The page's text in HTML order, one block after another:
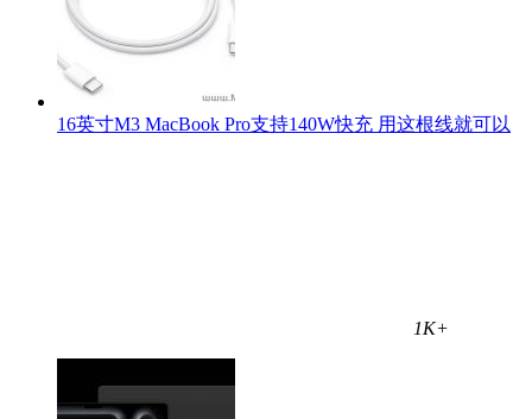
16英寸M3 MacBook Pro支持140W快充 用这根线就可以
1K+